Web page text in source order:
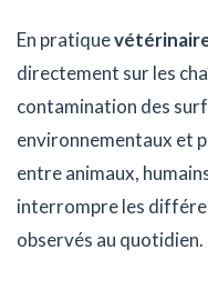
En pratique
directement sur les
contamination des
environnementaux et
entre animaux,
interrompre les
observés au quotidien.